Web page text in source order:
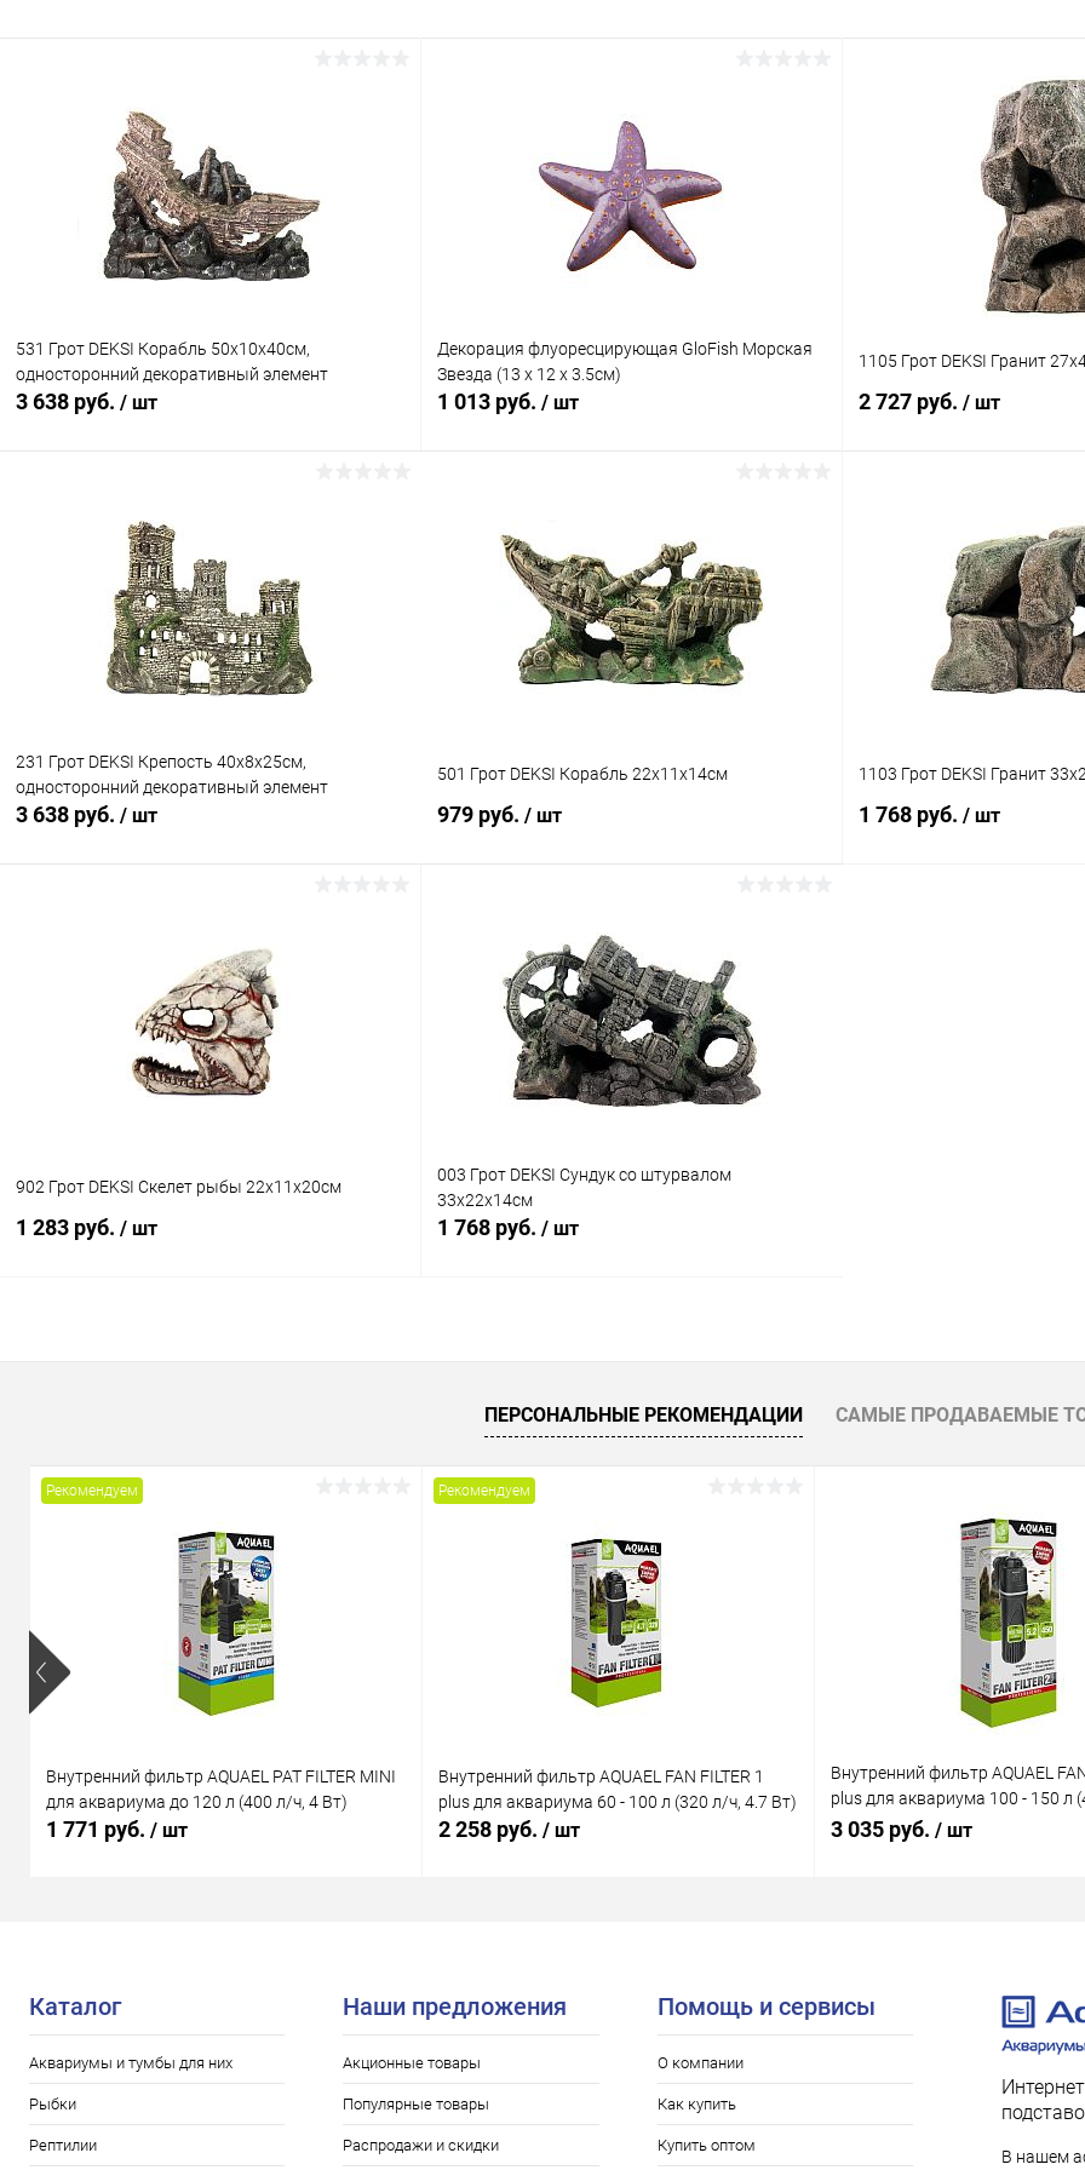
531 Грот DEKSI Корабль 50х10х40см,
односторонний декоративный элемент
3 638 руб. / шт
Купить в 1 клик
В избранное В наличии
Декорация флуоресцирующая GloFish Морская
Звезда (13 х 12 х 3.5см)
1 013 руб. / шт
Купить в 1 клик Сравнение
В избранное В наличии
1105 Грот DEKSI Гранит
2 727 руб. / шт
Купить в 1 клик
В избранное
231 Грот DEKSI Крепость 40х8х25см,
односторонний декоративный элемент
3 638 руб. / шт
Сравнение
В наличии
501 Грот DEKSI Корабль 22х11х14см
979 руб. / шт
Купить в 1 клик Сравнение
В избранное В наличии
1103 Грот DEKSI Гранит
1 768 руб. / шт
902 Грот DEKSI Скелет рыбы 22х11х20см
1 283 руб. / шт
003 Грот DEKSI Сундук со штурвалом
33х22х14см
1 768 руб. / шт
В наличии
ПЕРСОНАЛЬНЫЕ РЕКОМЕНДАЦИИ САМЫЕ ПРОДАВАЕМЫЕ
Рекомендуем
Внутренний фильтр AQUAEL PAT FILTER MINI
для аквариума до 120 л (400 л/ч, 4 Вт)
1 771 руб. / шт
Рекомендуем
Внутренний фильтр AQUAEL FAN FILTER 1
plus для аквариума 60 - 100 л (320 л/ч, 4.7 Вт)
2 258 руб. / шт
Внутренний фильтр AQUAEL
plus для аквариума 100 - 150 л
Вт)
3 035 руб. / шт
Каталог
Аквариумы и тумбы для них
Рыбки
Рептилии
Наши предложения
Акционные товары
Популярные товары
Распродажи и скидки
Помощь и сервисы
О компании
Как купить
Купить оптом
В нашем